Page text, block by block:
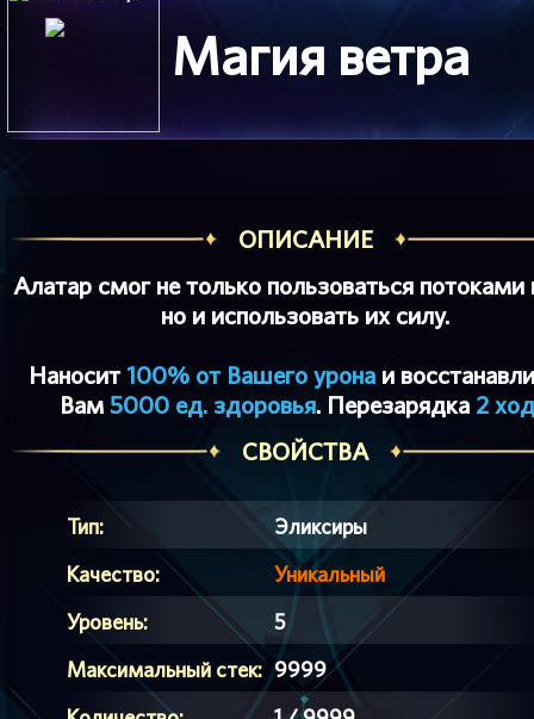
Магия ветра
ОПИСАНИЕ
Алатар смог не только пользоваться потоками
но и использовать их силу.
Наносит100% от Вашего уронаи
Вам 5000 ед. здоровья. Перезарядка 2
СВОЙСТВА
Тип:
Эликсиры
Качество:
Уникальный
Уровень:
5
Максимальный стек: 9999